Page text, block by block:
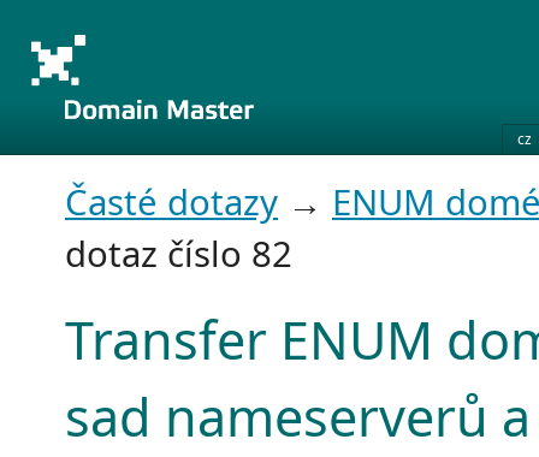
cz
Časté dotazy → ENUM
dotaz číslo 82
Transfer ENUM
sad nameserverů a